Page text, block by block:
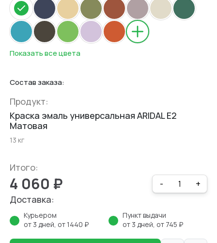
Показать все цвета
Состав заказа:
Продукт:
Краска эмаль универсальная ARIDAL E2
Матовая
13 кг
Итого:
4 060 ₽ -
+
Доставка:
Курьером
от 3 дней, от 1440 ₽
Пункт выдачи
от 3 дней, от 745 ₽